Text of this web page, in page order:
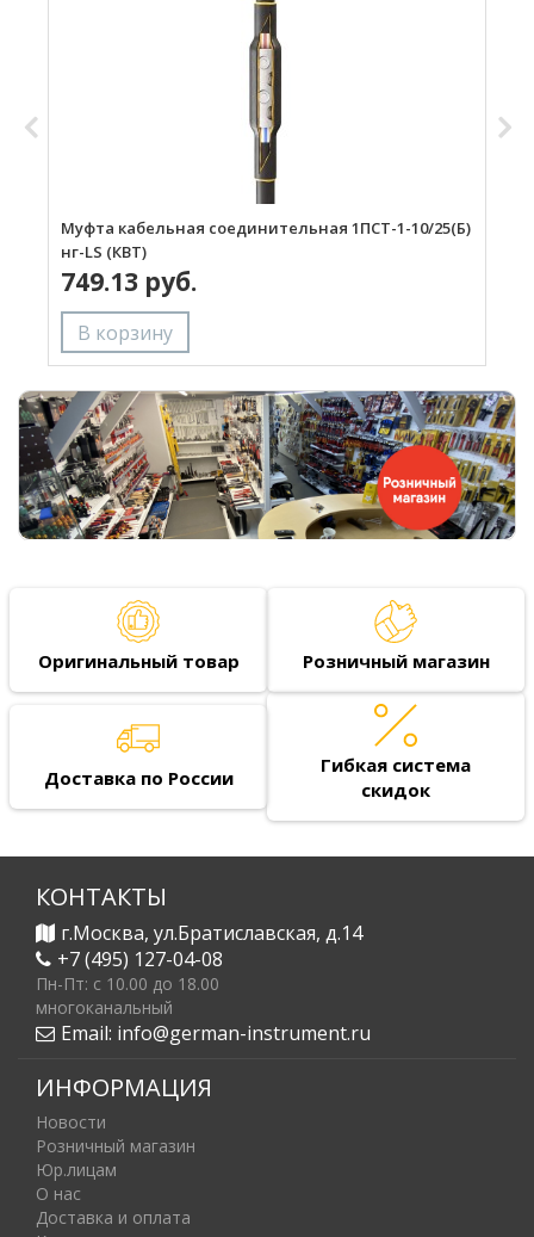
Муфта кабельная соединительная 1ПСТ-1-10/25(Б)
нг-LS (КВТ)
749.13 руб.
Оригинальный товар Розничный магазин
Доставка по России
Гибкая система
скидок
КОНТАКТЫ
г.Москва, ул.Братиславская, д.14
+7 (495) 127-04-08
Пн-Пт: c 10.00 до 18.00
многоканальный
Email: info@german-instrument.ru
ИНФОРМАЦИЯ
Новости
Розничный магазин
Юр.лицам
О нас
Доставка и оплата